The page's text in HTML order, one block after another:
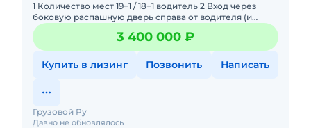
1 Количество мест 19+1 / 18+1 водитель 2 Вход через
боковую распашную дверь справа от водителя (и
сдвижную дверь салона. 3 Теплоизоляция салона. 4
Панорамное ос
3 400 000 ₽
Купить в лизинг Позвонить Написать
Давно не обновлялось
Грузовой Ру